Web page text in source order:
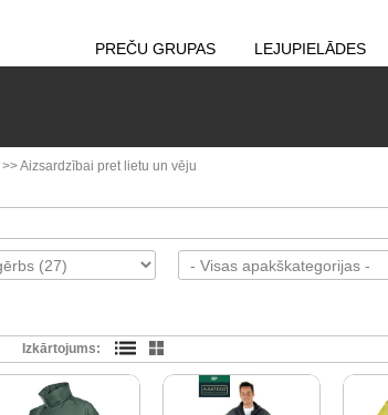
PREČU GRUPAS LEJUPIELĀDES
>>Aizsardzībai pret lietu un vēju
Izkārtojums: